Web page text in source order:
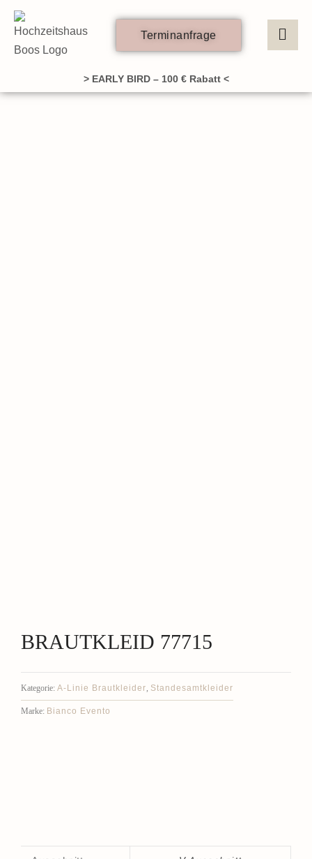
Zum
Inhalt
springen
Terminanfrage
> EARLY BIRD – 100 € Rabatt <
BRAUTKLEID 77715
Kategorie: A-Linie Brautkleider, Standesamtkleider
Marke: Bianco Evento